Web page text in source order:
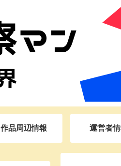
作品周辺情報 運営者